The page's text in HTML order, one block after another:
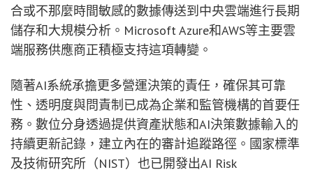
合或不那麼時間敏感的數據傳送到中央雲端進行長期
儲存和大規模分析。Microsoft Azure和AWS等主要雲
端服務供應商正積極支持這項轉變。
隨著AI系統承擔更多營運決策的責任，確保其可靠
性、透明度與問責制已成為企業和監管機構的首要任
務。數位分身透過提供資產狀態和AI決策數據輸入的
持續更新記錄，建立內在的審計追蹤路徑。國家標準
及技術研究所（NIST）也已開發出AI Risk